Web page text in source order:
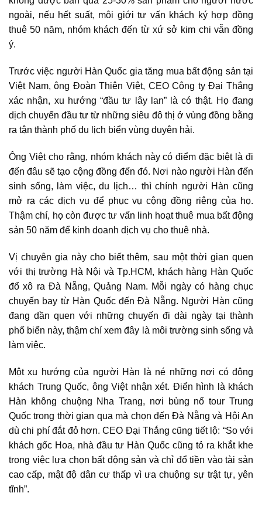
ngoài, nếu hết suất, môi giới tư vấn khách ký hợp đồng
thuê 50 năm, nhóm khách đến từ xứ sở kim chi vẫn đồng
ý.
Trước việc người Hàn Quốc gia tăng mua bất động sản tại
Việt Nam, ông Đoàn Thiên Việt, CEO Công ty Đại Thắng
xác nhận, xu hướng “đầu tư lây lan” là có thật. Họ đang
dịch chuyển đầu tư từ những siêu đô thị ở vùng đồng bằng
ra tận thành phố du lịch biển vùng duyên hải.
Ông Việt cho rằng, nhóm khách này có điểm đặc biệt là đi
đến đâu sẽ tạo cộng đồng đến đó. Nơi nào người Hàn đến
sinh sống, làm việc, du lịch… thì chính người Hàn cũng
mở ra các dịch vụ để phục vụ cộng đồng riêng của họ.
Thậm chí, họ còn được tư vấn linh hoạt thuê mua bất động
sản 50 năm để kinh doanh dịch vụ cho thuê nhà.
Vị chuyên gia này cho biết thêm, sau một thời gian quen
với thị trường Hà Nội và Tp.HCM, khách hàng Hàn Quốc
đổ xô ra Đà Nẵng, Quảng Nam. Mỗi ngày có hàng chục
chuyến bay từ Hàn Quốc đến Đà Nẵng. Người Hàn cũng
đang dần quen với những chuyến đi dài ngày tại thành
phố biển này, thậm chí xem đây là môi trường sinh sống và
làm việc.
Một xu hướng của người Hàn là né những nơi có đông
khách Trung Quốc, ông Việt nhận xét. Điển hình là khách
Hàn không chuộng Nha Trang, nơi bùng nổ tour Trung
Quốc trong thời gian qua mà chọn đến Đà Nẵng và Hội An
dù chi phí đắt đỏ hơn. CEO Đại Thắng cũng tiết lộ: “So với
khách gốc Hoa, nhà đầu tư Hàn Quốc cũng tỏ ra khắt khe
trong việc lựa chọn bất động sản và chỉ đổ tiền vào tài sản
cao cấp, mật độ dân cư thấp vì ưa chuộng sự trật tự, yên
tĩnh”.